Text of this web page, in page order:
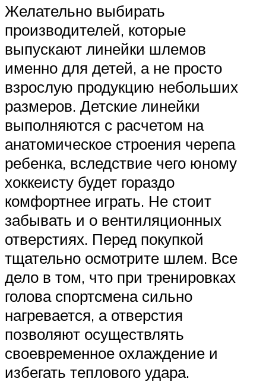
Желательно выбирать
производителей, которые
выпускают линейки шлемов
именно для детей, а не просто
взрослую продукцию небольших
размеров. Детские линейки
выполняются с расчетом на
анатомическое строения черепа
ребенка, вследствие чего юному
хоккеисту будет гораздо
комфортнее играть. Не стоит
забывать и о вентиляционных
отверстиях. Перед покупкой
тщательно осмотрите шлем. Все
дело в том, что при тренировках
голова спортсмена сильно
нагревается, а отверстия
позволяют осуществлять
своевременное охлаждение и
избегать теплового удара.